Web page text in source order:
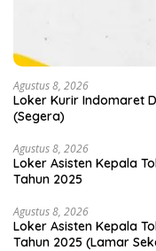
Agustus 8, 2026
Loker Kurir Indomaret
(Segera)
Agustus 8, 2026
Loker Asisten Kepala
Tahun 2025
Agustus 8, 2026
Loker Asisten Kepala
Tahun 2025 (Lamar